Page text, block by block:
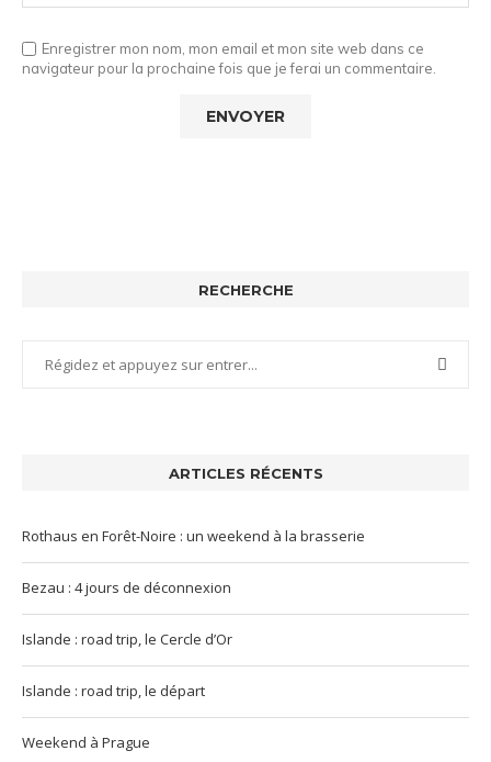
Enregistrer mon nom, mon email et mon site web dans ce
navigateur pour la prochaine fois que je ferai un commentaire.
RECHERCHE
ARTICLES RÉCENTS
Rothaus en Forêt-Noire : un weekend à la brasserie
Bezau : 4 jours de déconnexion
Islande : road trip, le Cercle d’Or
Islande : road trip, le départ
Weekend à Prague